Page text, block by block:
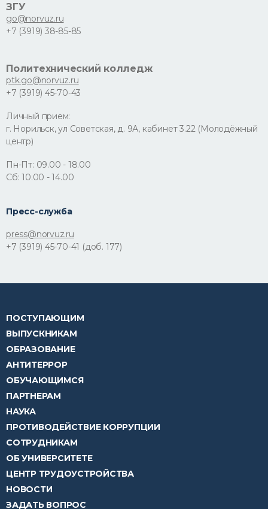
ЗГУ
go@norvuz.ru
+7 (3919) 38-85-85
Политехнический колледж
ptk.go@norvuz.ru
+7 (3919) 45-70-43
Личный прием:
г. Норильск, ул Советская, д. 9А, кабинет 3.22 (Молодёжный
центр)
Пн-Пт: 09.00 - 18.00
Сб: 10.00 - 14.00
Пресс-служба
press@norvuz.ru
+7 (3919) 45-70-41 (доб. 177)
ПОСТУПАЮЩИМ
ВЫПУСКНИКАМ
ОБРАЗОВАНИЕ
АНТИТЕРРОР
ОБУЧАЮЩИМСЯ
ПАРТНЕРАМ
НАУКА
ПРОТИВОДЕЙСТВИЕ КОРРУПЦИИ
СОТРУДНИКАМ
ОБ УНИВЕРСИТЕТЕ
ЦЕНТР ТРУДОУСТРОЙСТВА
НОВОСТИ
ЗАДАТЬ ВОПРОС